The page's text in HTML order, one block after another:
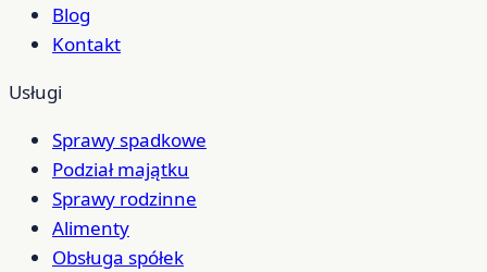
Blog
Kontakt
Usługi
Sprawy spadkowe
Podział majątku
Sprawy rodzinne
Alimenty
Obsługa spółek